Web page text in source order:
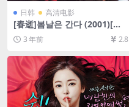
日韩 高清电影
[春逝]봄날은 간다 (2001)[百
度网盘+迅雷云盘资源1080P
超清未删减][MP4/7GB][韩语
3 年前 2.8